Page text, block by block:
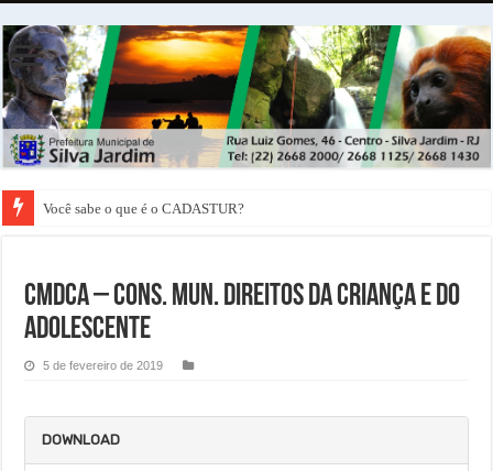
Você sabe o que é o CADASTUR?
CMDCA – Cons. Mun. Direitos da Criança e do
Adolescente
5 de fevereiro de 2019
DOWNLOAD